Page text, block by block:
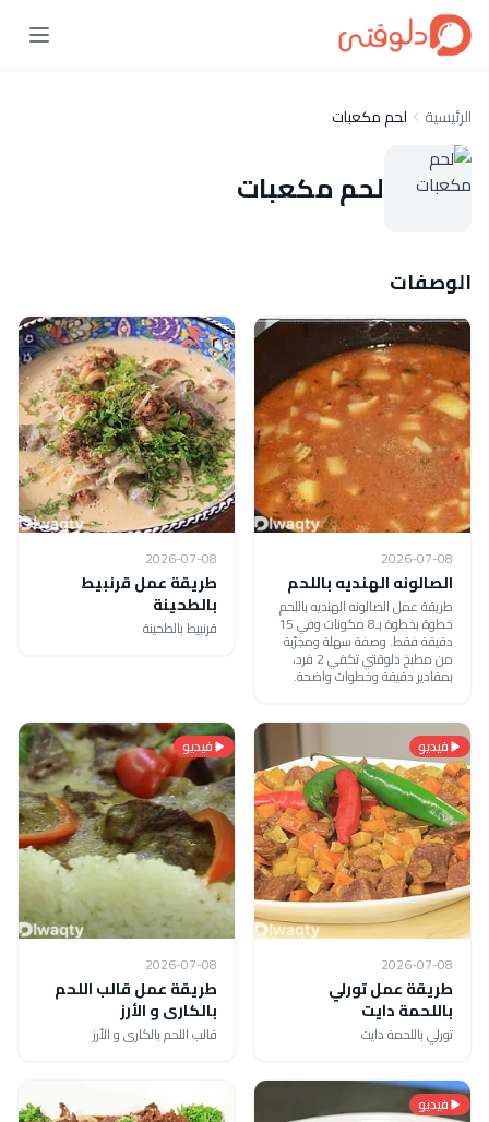
الرئيسية لحم مكعبات
لحم مكعبات
الوصفات
2026-07-08
الصالونه الهنديه باللحم
طريقة عمل الصالونه الهنديه باللحم
خطوة بخطوة بـ8 مكونات وفي 15
دقيقة فقط. وصفة سهلة ومجرّبة
من مطبخ دلوقتي تكفي 2 فرد،
بمقادير دقيقة وخطوات واضحة.
2026-07-08
طريقة عمل قرنبيط
بالطحينة
قرنبيط بالطحينة
فيديو
2026-07-08
طريقة عمل تورلي
باللحمة دايت
تورلي باللحمة دايت
فيديو
2026-07-08
طريقة عمل قالب اللحم
بالكارى و الأرز
قالب اللحم بالكارى و الأرز
فيديو